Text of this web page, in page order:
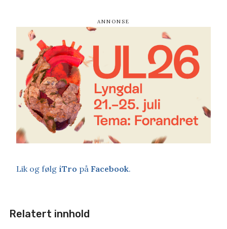
Lik og følg iTro på Facebook.
Relatert innhold